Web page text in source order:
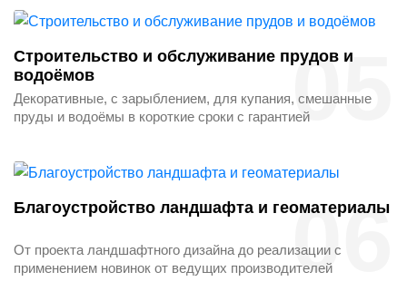
05
Строительство и обслуживание прудов и
водоёмов
Декоративные, с зарыблением, для купания, смешанные
пруды и водоёмы в короткие сроки с гарантией
06
Благоустройство ландшафта и геоматериалы
От проекта ландшафтного дизайна до реализации с
применением новинок от ведущих производителей